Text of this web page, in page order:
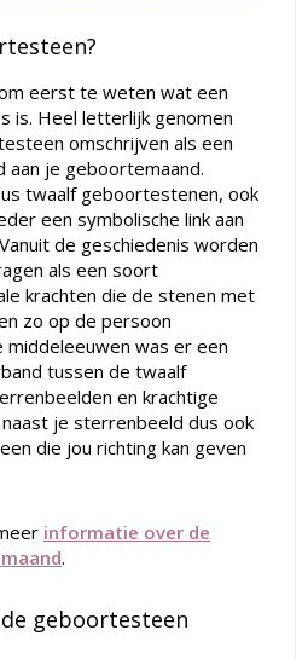
eerst te weten wat een
is. Heel letterlijk genomen
omschrijven als een
aan je geboortemaand.
twaalf geboortestenen, ook
een symbolische link aan
de geschiedenis worden
als een soort
krachten die de stenen met
zo op de persoon
middeleeuwen was er een
tussen de twaalf
en krachtige
je sterrenbeeld dus ook
die jou richting kan geven
informatie over de
.
geboortesteen